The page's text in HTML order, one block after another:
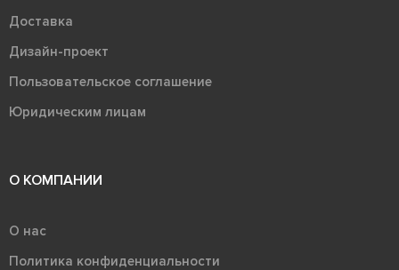
Доставка
Дизайн-проект
Пользовательское соглашение
Юридическим лицам
О КОМПАНИИ
О нас
Политика конфиденциальности